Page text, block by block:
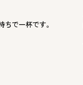
で一杯です。